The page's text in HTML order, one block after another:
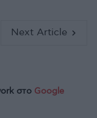
στο Google
Next Article